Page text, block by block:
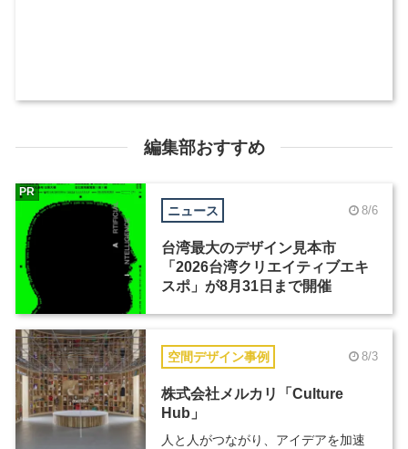
編集部おすすめ
ニュース 8/6
台湾最大のデザイン見本市
「2026台湾クリエイティブエキ
スポ」が8月31日まで開催
PR
空間デザイン事例 8/3
株式会社メルカリ「Culture
Hub」
人と人がつながり、アイデアを加速